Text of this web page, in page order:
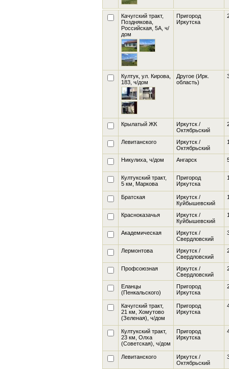
Качугский тракт,
Позднякова,
Российская, 5А , ч/
дом
Пригород
Иркутска
Култук, ул. Кирова,
183 , ч/дом
Другое (Ирк.
область)
Крылатый ЖК
Иркутск /
Октябрьский
Левитанского
Иркутск /
Октябрьский
Никулиха , ч/дом Ангарск
Култукский тракт,
5 км, Маркова
Пригород
Иркутска
Братская
Иркутск /
Куйбышевский
Красноказачья
Иркутск /
Куйбышевский
Академическая
Иркутск /
Свердловский
Лермонтова
Иркутск /
Свердловский
Профсоюзная
Иркутск /
Свердловский
Еланцы
(Пенкальского)
Пригород
Иркутска
Качугский тракт,
21 км, Хомутово
(Зеленая), ч/дом
Пригород
Иркутска
Култукский тракт,
23 км, Олха
(Советская), ч/дом
Пригород
Иркутска
Левитанского
Иркутск /
Октябрьский